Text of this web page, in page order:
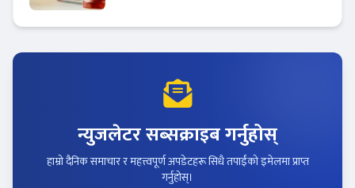
न्युजलेटर सब्सक्राइब गर्नुहोस्
हाम्रो दैनिक समाचार र महत्त्वपूर्ण अपडेटहरू सिधै तपाईंको इमेलमा प्राप्त
गर्नुहोस्।